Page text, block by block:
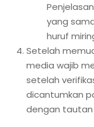
yang
huruf
Setelah
media wajib
setelah
dicantumkan
dengan tautan